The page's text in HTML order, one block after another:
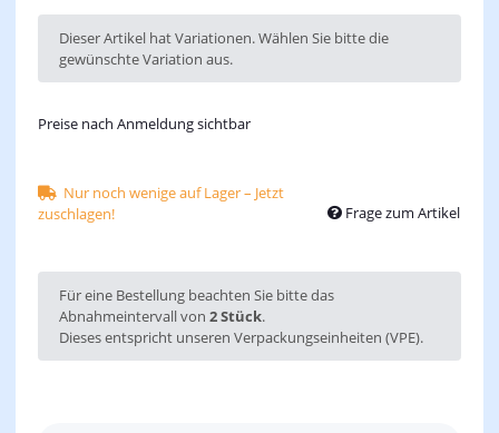
x
Dieser Artikel hat Variationen. Wählen Sie bitte die
gewünschte Variation aus.
Preise nach Anmeldung sichtbar
Nur noch wenige auf Lager – Jetzt
zuschlagen!
Frage zum Artikel
x
Für eine Bestellung beachten Sie bitte das
Abnahmeintervall von 2 Stück.
Dieses entspricht unseren Verpackungseinheiten (VPE).